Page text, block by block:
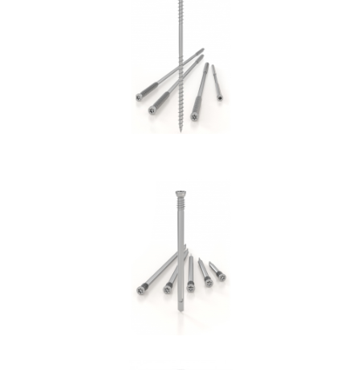
Vite DGZ
ROTHOBLAAS